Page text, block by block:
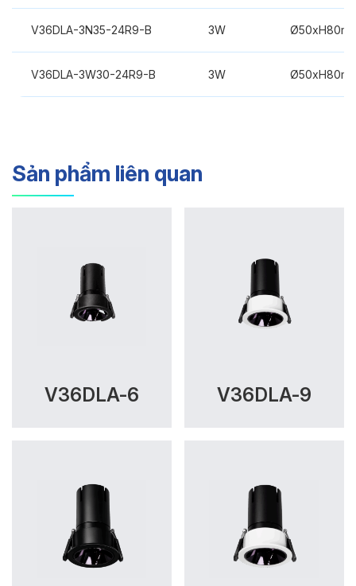
V36DLA-3N35-24R9-B 3W
V36DLA-3W30-24R9-B 3W
Sản phẩm liên quan
V36DLA-6 V36DLA-9